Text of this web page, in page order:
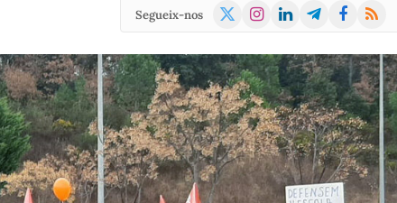
Segueix-nos
X
Instagram
LinkedInTelegramFacebook
RSS